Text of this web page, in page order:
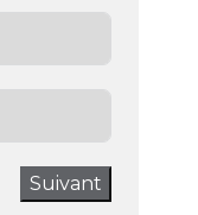
Suivant